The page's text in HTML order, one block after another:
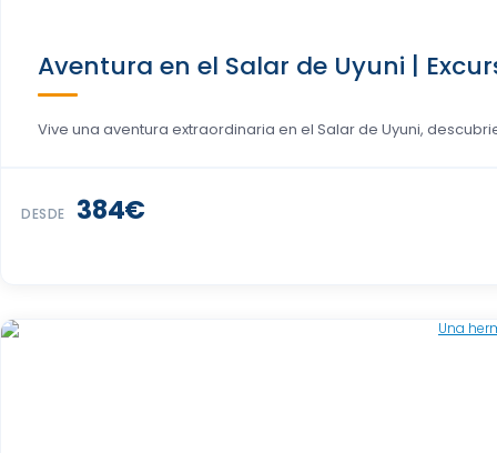
Aventura en el Salar de Uyuni |
Vive una aventura extraordinaria en el Salar de Uyuni,
DESDE 384€